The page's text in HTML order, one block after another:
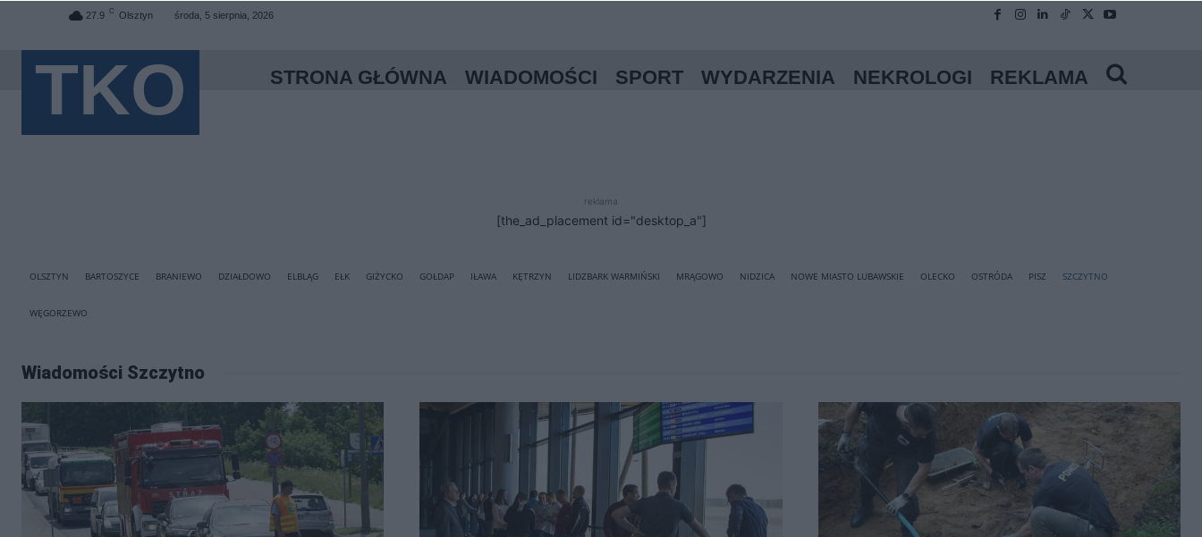
27.9 C Olsztyn środa, 5 sierpnia, 2026
TKO STRONA GŁÓWNA WIADOMOŚCI SPORT WYDARZENIA NEKROLOGI REKLAMA
reklama
[the_ad_placement id="desktop_a"]
OLSZTYN BARTOSZYCE BRANIEWO DZIAŁDOWO ELBLĄG EŁK GIŻYCKO GOŁDAP IŁAWA KĘTRZYN LIDZBARK WARMIŃSKI MRĄGOWO NIDZICA NOWE MIASTO LUBAWSKIE OLECKO OSTRÓDA PISZ SZCZYTNO
WĘGORZEWO
Wiadomości Szczytno